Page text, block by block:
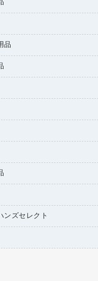
剤
ーパー
ス
メニティ用品
ンダル・シューズ
ジャー用品
ライト
製品
調理家電
延長コード
プ
具
品
込表紙
ファイル
ァイル
イル
ル
ァイル
ックス
イル
イル
品
ペン
ペン（油性）
ン（水性）
油性）
品
納
ケース
事務用
ト
用品
品
品ズセレクト